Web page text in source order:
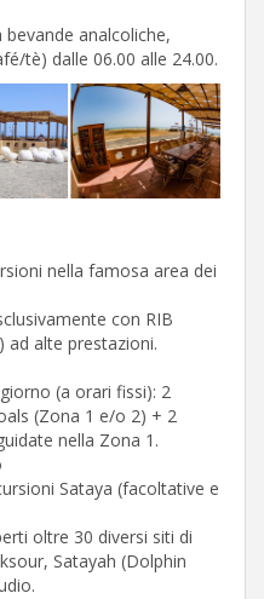
analcoliche,
tè) dalle 06.00 alle 24.00.
nella famosa area dei
con RIB
alte prestazioni.
(a orari fissi): 2
(Zona 1 e/o 2) + 2
nella Zona 1.
Sataya (facoltative e
oltre 30 diversi siti di
Satayah (Dolphin